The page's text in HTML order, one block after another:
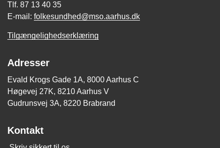
Tlf. 87 13 40 35
E-mail: folkesundhed@mso.aarhus.dk
Tilgængelighedserklæring
Adresser
Evald Krogs Gade 1A, 8000 Aarhus C
Høgevej 27K, 8210 Aarhus V
Gudrunsvej 3A, 8220 Brabrand
Kontakt